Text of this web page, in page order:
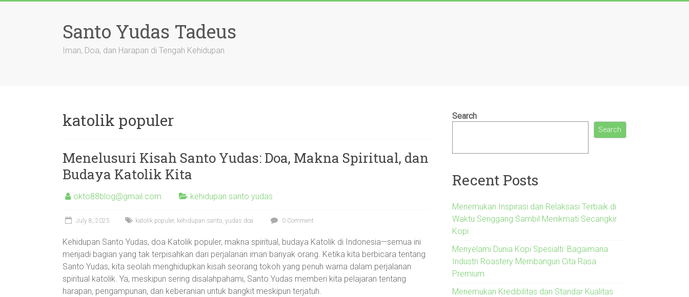
Santo Yudas Tadeus
Iman, Doa, dan Harapan di Tengah Kehidupan
katolik populer
Menelusuri Kisah Santo Yudas: Doa, Makna Spiritual, dan
Budaya Katolik Kita
okto88blog@gmail.com kehidupan santo yudas
July 8, 2025 katolik populer, kehidupan santo, yudas doa 0 Comment
Kehidupan Santo Yudas, doa Katolik populer, makna spiritual, budaya Katolik di Indonesia—semua ini
menjadi bagian yang tak terpisahkan dari perjalanan iman banyak orang. Ketika kita berbicara tentang
Santo Yudas, kita seolah menghidupkan kisah seorang tokoh yang penuh warna dalam perjalanan
spiritual katolik. Ya, meskipun sering disalahpahami, Santo Yudas memberi kita pelajaran tentang
harapan, pengampunan, dan keberanian untuk bangkit meskipun terjatuh.
Search
Search
Recent Posts
Menemukan Inspirasi dan Relaksasi Terbaik di
Waktu Senggang Sambil Menikmati Secangkir
Kopi
Menyelami Dunia Kopi Spesialti: Bagaimana
Industri Roastery Membangun Cita Rasa
Premium
Menemukan Kredibilitas dan Standar Kualitas